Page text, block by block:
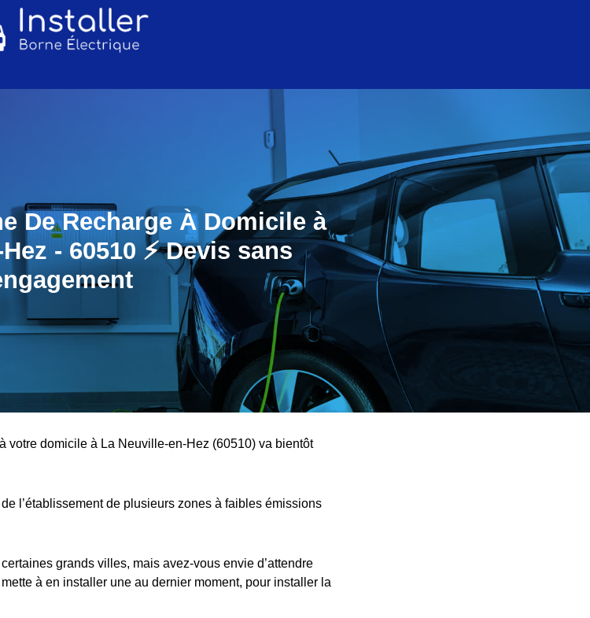
De Recharge À Domicile à
- 60510 ⚡️ Devis sans
votre domicile à La Neuville-en-Hez (60510) va bientôt
l’établissement de plusieurs zones à faibles émissions
grands villes, mais avez-vous envie d’attendre
à en installer une au dernier moment, pour installer la